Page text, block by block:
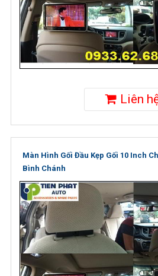
Liên
Màn Hình Gối Đầu Kẹp Gối 10 Inch
Bình Chánh